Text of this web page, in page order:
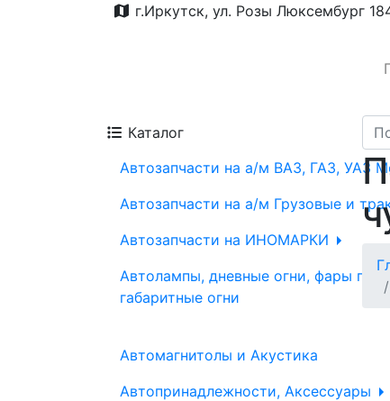
г.Иркутск, ул. Розы Люксембург
Каталог
Автозапчасти на а/м ВАЗ, ГАЗ, УАЗ
Автозапчасти на а/м Грузовые и
Автозапчасти на ИНОМАРКИ
Автолампы, дневные огни, фары
габаритные огни
Автомагнитолы и Акустика
Автопринадлежности, Аксессуары